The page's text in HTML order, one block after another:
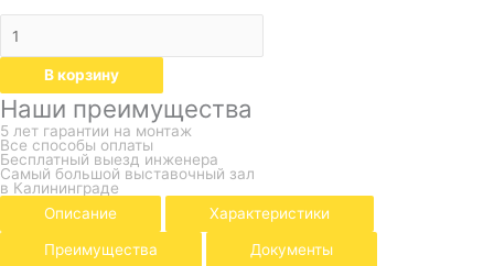
В корзину
Наши преимущества
5 лет гарантии на монтаж
Все способы оплаты
Бесплатный выезд инженера
Самый большой выставочный зал
в Калининграде
Описание
Характеристики
Преимущества Документы